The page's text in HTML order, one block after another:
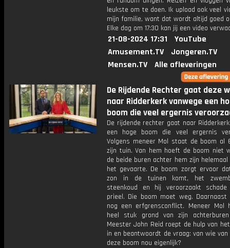
leukste om te doen. Ik upload ook veel
mijn familie, want dat wordt altijd goed
Elke dag om 17:30 kan jij een video
21-08-2024 17:31
YouTube
Amusement.TV
Jongeren.TV
Mensen.TV
Alle afleveringen
De Rijdende Rechter gaat deze
naar Ridderkerk vanwege een
boom die veel ergernis
De rijdende rechter gaat naar
een hoge boom die veel ergernis
Volgens meneer Mol staat de boom al
zijn tuin. Van hem hoeft de boom niet
de beide buren achter hem zijn
het gevaarte. De boom zorgt ervoor
zon in de tuinen komt, het
steenkoud en hij veroorzaakt
prieel. Die boom moet weg.
nog een erfgrensconflict. Meneer Mol
heel stuk grond van zijn
Meester John Reid roept de hulp van
in en beantwoordt de vraag: van wie
deze boom nou eigenlijk?